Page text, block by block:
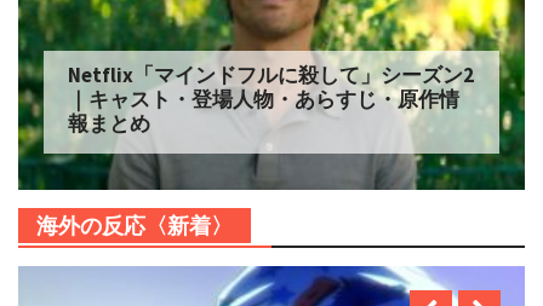
Netflix「マインドフルに殺して」シーズン2
｜キャスト・登場人物・あらすじ・原作情
報まとめ
海外の反応〈新着〉